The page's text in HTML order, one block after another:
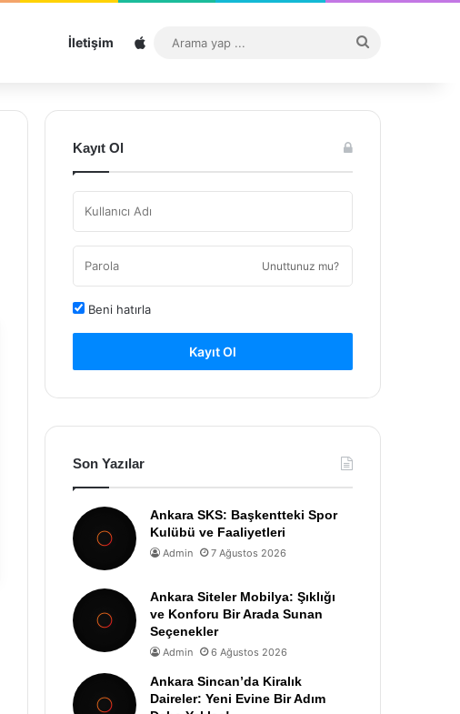
İletişim Sitemap
...
Kayıt Ol
Unuttunuz mu?
Beni hatırla
Kayıt Ol
Son Yazılar
Ankara SKS: Başkentteki Spor
Kulübü ve Faaliyetleri
Admin 7 Ağustos 2026
Ankara Siteler Mobilya: Şıklığı
ve Konforu Bir Arada Sunan
Seçenekler
Admin 6 Ağustos 2026
Ankara Sincan’da Kiralık
Daireler: Yeni Evine Bir Adım